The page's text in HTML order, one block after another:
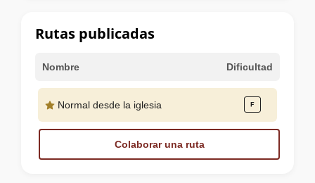
cumbre
Rutas publicadas
Nombre Dificultad
Normal desde la iglesia
Colaborar una ruta